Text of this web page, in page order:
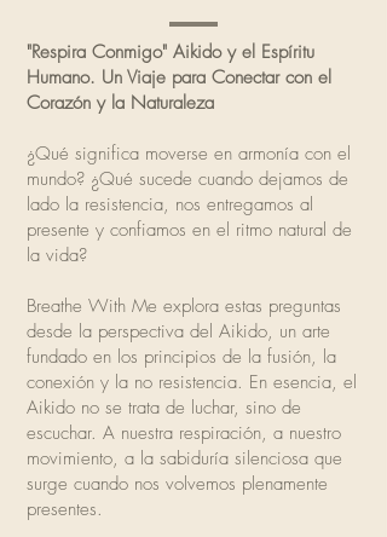
"Respira Conmigo" Aikido y el Espíritu
Humano. Un Viaje para Conectar con el
Corazón y la Naturaleza
¿Qué significa moverse en armonía con el
mundo? ¿Qué sucede cuando dejamos de
lado la resistencia, nos entregamos al
presente y confiamos en el ritmo natural de
la vida?
Breathe With Me explora estas preguntas
desde la perspectiva del Aikido, un arte
fundado en los principios de la fusión, la
conexión y la no resistencia. En esencia, el
Aikido no se trata de luchar, sino de
escuchar. A nuestra respiración, a nuestro
movimiento, a la sabiduría silenciosa que
surge cuando nos volvemos plenamente
presentes.